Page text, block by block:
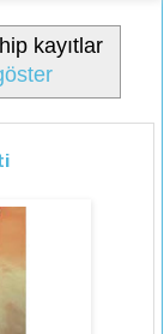
kayıtlar